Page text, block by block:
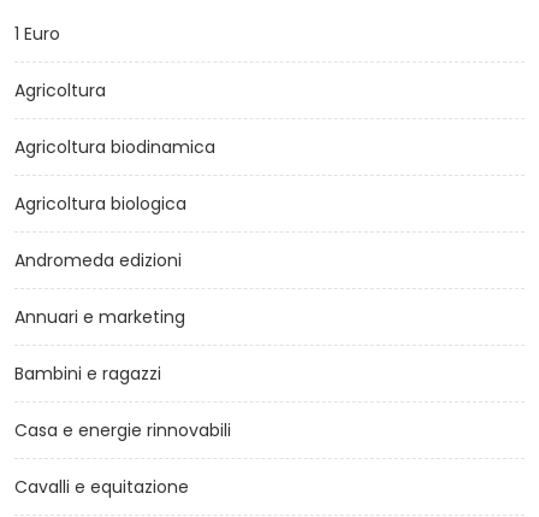
1 Euro
Agricoltura
Agricoltura biodinamica
Agricoltura biologica
Andromeda edizioni
Annuari e marketing
Bambini e ragazzi
Casa e energie rinnovabili
Cavalli e equitazione